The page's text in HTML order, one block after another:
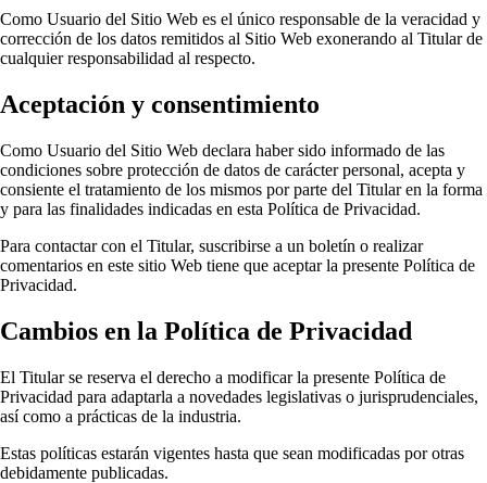
Como Usuario del Sitio Web es el único responsable de la veracidad y
corrección de los datos remitidos al Sitio Web exonerando al Titular de
cualquier responsabilidad al respecto.
Aceptación y consentimiento
Como Usuario del Sitio Web declara haber sido informado de las
condiciones sobre protección de datos de carácter personal, acepta y
consiente el tratamiento de los mismos por parte del Titular en la forma
y para las finalidades indicadas en esta Política de Privacidad.
Para contactar con el Titular, suscribirse a un boletín o realizar
comentarios en este sitio Web tiene que aceptar la presente Política de
Privacidad.
Cambios en la Política de Privacidad
El Titular se reserva el derecho a modificar la presente Política de
Privacidad para adaptarla a novedades legislativas o jurisprudenciales,
así como a prácticas de la industria.
Estas políticas estarán vigentes hasta que sean modificadas por otras
debidamente publicadas.